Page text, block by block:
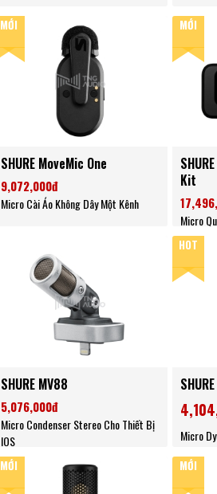
MỚI
SHURE MoveMic One
9,072,000đ
Micro Cài Áo Không Dây Một Kênh
MỚI
Kit
Micro
SHURE MV88
5,076,000đ
Micro Condenser Stereo Cho Thiết Bị
IOS
HOT
Micro
MỚI MỚI